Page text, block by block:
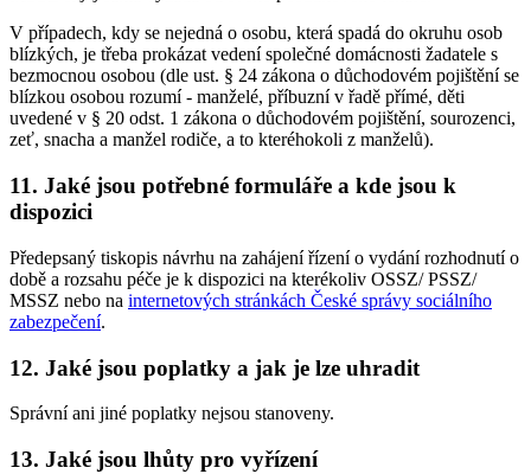
V případech, kdy se nejedná o osobu, která spadá do okruhu osob
blízkých, je třeba prokázat vedení společné domácnosti žadatele s
bezmocnou osobou (dle ust. § 24 zákona o důchodovém pojištění se
blízkou osobou rozumí - manželé, příbuzní v řadě přímé, děti
uvedené v § 20 odst. 1 zákona o důchodovém pojištění, sourozenci,
zeť, snacha a manžel rodiče, a to kteréhokoli z manželů).
11. Jaké jsou potřebné formuláře a kde jsou k
dispozici
Předepsaný tiskopis návrhu na zahájení řízení o vydání rozhodnutí o
době a rozsahu péče je k dispozici na kterékoliv OSSZ/ PSSZ/
MSSZ nebo na internetových stránkách České správy sociálního
zabezpečení.
12. Jaké jsou poplatky a jak je lze uhradit
Správní ani jiné poplatky nejsou stanoveny.
13. Jaké jsou lhůty pro vyřízení